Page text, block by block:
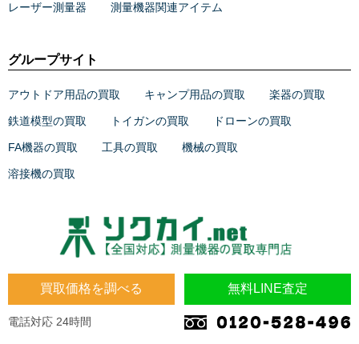
買取価格を調べる 無料LINE査定
電話対応 24時間
レーザー測量器 測量機器関連アイテム
グループサイト
アウトドア用品の買取 キャンプ用品の買取 楽器の買取
鉄道模型の買取 トイガンの買取 ドローンの買取
FA機器の買取 工具の買取 機械の買取
溶接機の買取